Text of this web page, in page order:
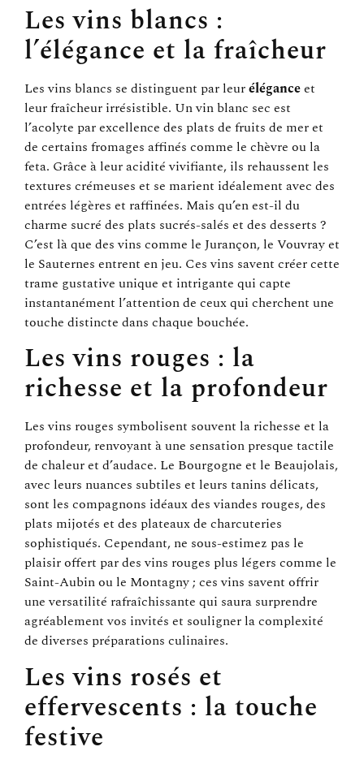
Les vins blancs :
l’élégance et la fraîcheur
Les vins blancs se distinguent par leuréléganceet
leur fraîcheur irrésistible. Un vin blanc sec est
l’acolyte par excellence des plats de fruits de mer et
de certains fromages affinés comme le chèvre ou la
feta. Grâce à leur acidité vivifiante, ils rehaussent les
textures crémeuses et se marient idéalement avec des
entrées légères et raffinées. Mais qu’en est-il du
charme sucré des plats sucrés-salés et des desserts ?
C’est là que des vins comme le Jurançon, le Vouvray et
le Sauternes entrent en jeu. Ces vins savent créer cette
trame gustative unique et intrigante qui capte
instantanément l’attention de ceux qui cherchent une
touche distincte dans chaque bouchée.
Les vins rouges : la
richesse et la profondeur
Les vins rouges symbolisent souvent la richesse et la
profondeur, renvoyant à une sensation presque tactile
de chaleur et d’audace. Le Bourgogne et le Beaujolais,
avec leurs nuances subtiles et leurs tanins délicats,
sont les compagnons idéaux des viandes rouges, des
plats mijotés et des plateaux de charcuteries
sophistiqués. Cependant, ne sous-estimez pas le
plaisir offert par des vins rouges plus légers comme le
Saint-Aubin ou le Montagny ; ces vins savent offrir
une versatilité rafraîchissante qui saura surprendre
agréablement vos invités et souligner la complexité
de diverses préparations culinaires.
Les vins rosés et
effervescents : la touche
festive